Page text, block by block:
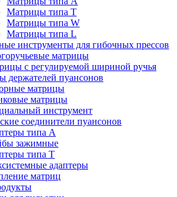
Матрицы типа T
Матрицы типа W
Матрицы типа L
инструменты для гибочных прессов
матрицы
с регулируемой шириной ручья
держателей пуансонов
матрицы
матрицы
инструмент
соединители пуансонов
типа A
зажимные
типа T
адаптеры
матриц